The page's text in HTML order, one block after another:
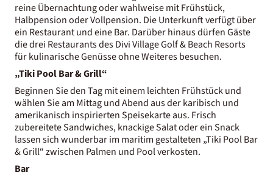
reine Übernachtung oder wahlweise mit Frühstück,
Halbpension oder Vollpension. Die Unterkunft verfügt über
ein Restaurant und eine Bar. Darüber hinaus dürfen Gäste
die drei Restaurants des Divi Village Golf & Beach Resorts
für kulinarische Genüsse ohne Weiteres besuchen.
„Tiki Pool Bar & Grill“
Beginnen Sie den Tag mit einem leichten Frühstück und
wählen Sie am Mittag und Abend aus der karibisch und
amerikanisch inspirierten Speisekarte aus. Frisch
zubereitete Sandwiches, knackige Salat oder ein Snack
lassen sich wunderbar im maritim gestalteten „Tiki Pool Bar
& Grill“ zwischen Palmen und Pool verkosten.
Bar